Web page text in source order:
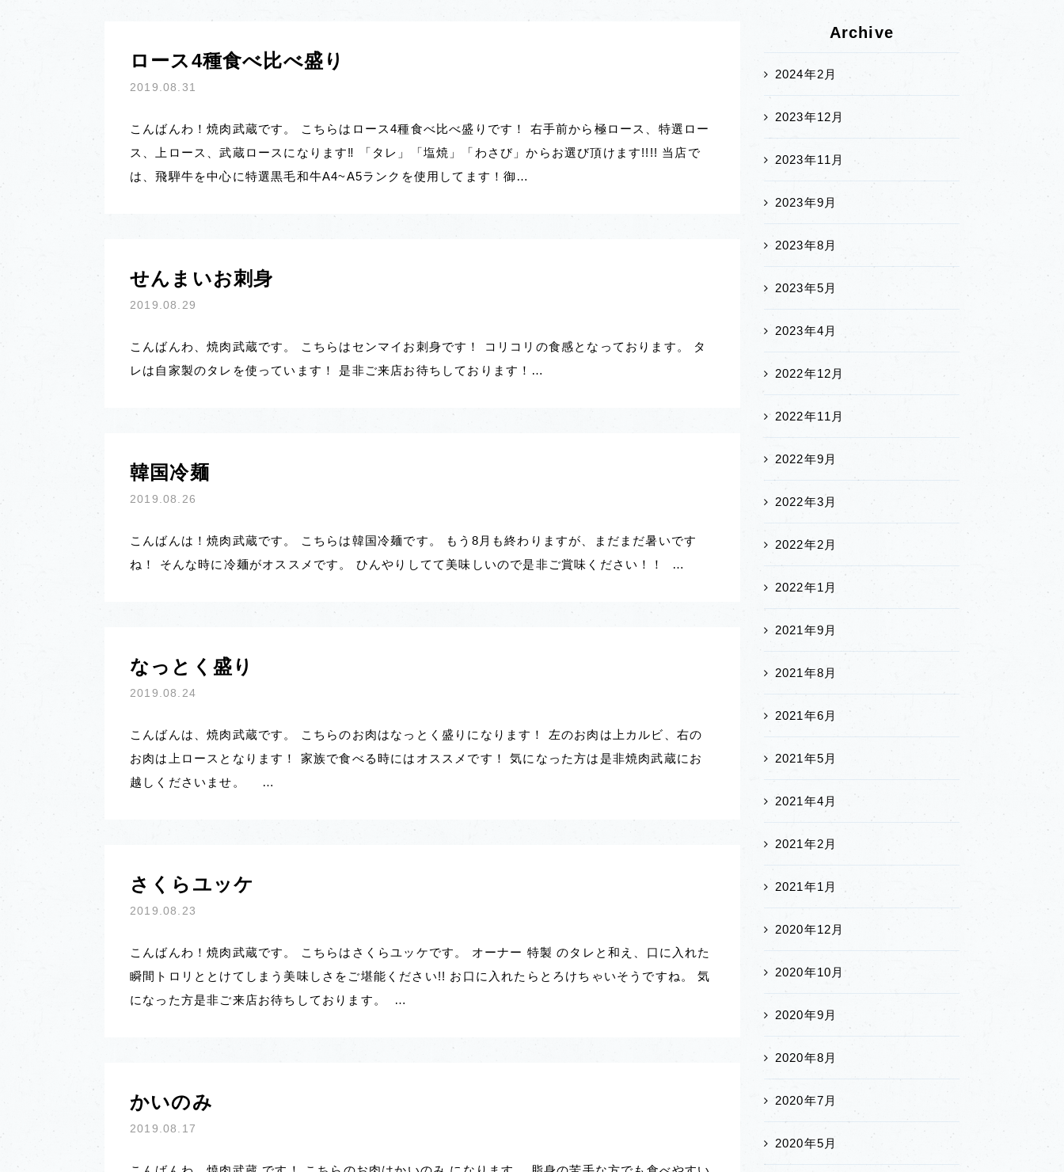
ロース4種食べ比べ盛り
2019.08.31
こんばんわ！焼肉武蔵です。 こちらはロース4種食べ比べ盛りです！ 右手前から極ロース、特選ロー
ス、上ロース、武蔵ロースになります‼︎ 「タレ」「塩焼」「わさび」からお選び頂けます!!!! 当店で
は、飛騨牛を中心に特選黒毛和牛A4~A5ランクを使用してます！御…
せんまいお刺身
2019.08.29
こんばんわ、焼肉武蔵です。 こちらはセンマイお刺身です！ コリコリの食感となっております。 タ
レは自家製のタレを使っています！ 是非ご来店お待ちしております！…
韓国冷麺
2019.08.26
こんばんは！焼肉武蔵です。 こちらは韓国冷麺です。 もう8月も終わりますが、まだまだ暑いです
ね！ そんな時に冷麺がオススメです。 ひんやりしてて美味しいので是非ご賞味ください！！ …
なっとく盛り
2019.08.24
こんばんは、焼肉武蔵です。 こちらのお肉はなっとく盛りになります！ 左のお肉は上カルビ、右の
お肉は上ロースとなります！ 家族で食べる時にはオススメです！ 気になった方は是非焼肉武蔵にお
越しくださいませ。 …
さくらユッケ
2019.08.23
こんばんわ！焼肉武蔵です。 こちらはさくらユッケです。 オーナー 特製 のタレと和え、口に入れた
瞬間トロリととけてしまう美味しさをご堪能ください!! お口に入れたらとろけちゃいそうですね。 気
になった方是非ご来店お待ちしております。 …
かいのみ
2019.08.17
Archive
2024年2月
2023年12月
2023年11月
2023年9月
2023年8月
2023年5月
2023年4月
2022年12月
2022年11月
2022年9月
2022年3月
2022年2月
2022年1月
2021年9月
2021年8月
2021年6月
2021年5月
2021年4月
2021年2月
2021年1月
2020年12月
2020年10月
2020年9月
2020年8月
2020年7月
2020年5月